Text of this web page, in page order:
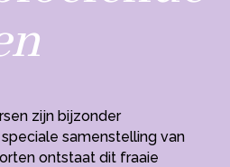
zijn bijzonder
samenstelling van
ontstaat dit fraaie